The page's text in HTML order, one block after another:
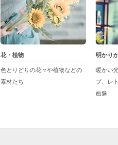
花・植物
色とりどりの花々や植物などの
素材たち
明かり
暖かい
プ、レ
画像